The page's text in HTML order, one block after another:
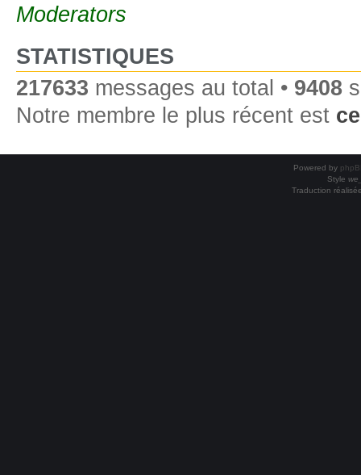
Moderators
STATISTIQUES
217633 messages au total • 9408
Notre membre le plus récent est
Powered by
Style
Traduction